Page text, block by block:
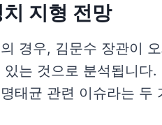
지형 전망
경우, 김문수 장관이
있는 것으로 분석됩니다
태균 관련 이슈라는 두